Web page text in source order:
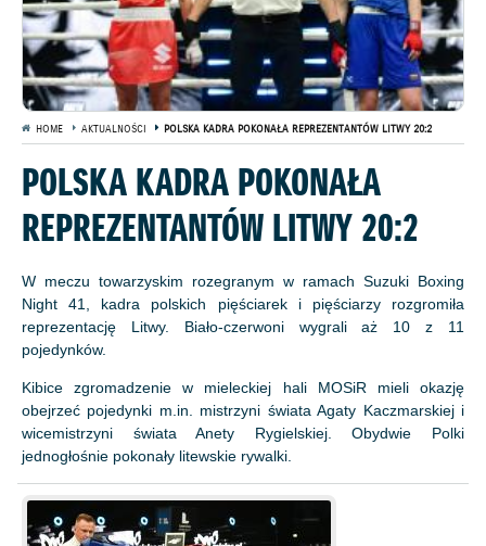
HOME AKTUALNOŚCI POLSKA KADRA POKONAŁA REPREZENTANTÓW LITWY 20:2
POLSKA KADRA POKONAŁA
REPREZENTANTÓW LITWY 20:2
W meczu towarzyskim rozegranym w ramach Suzuki Boxing
Night 41, kadra polskich pięściarek i pięściarzy rozgromiła
reprezentację Litwy. Biało-czerwoni wygrali aż 10 z 11
pojedynków.
Kibice zgromadzenie w mieleckiej hali MOSiR mieli okazję
obejrzeć pojedynki m.in. mistrzyni świata Agaty Kaczmarskiej i
wicemistrzyni świata Anety Rygielskiej. Obydwie Polki
jednogłośnie pokonały litewskie rywalki.